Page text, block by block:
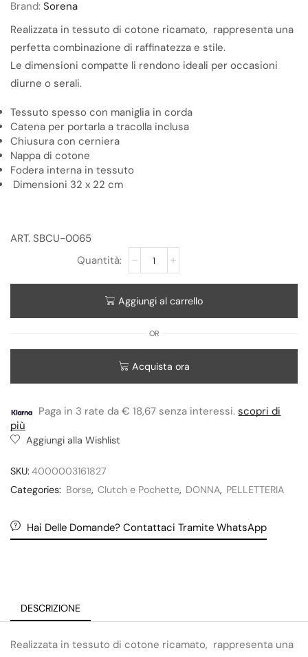
Brand: Sorena
Realizzata in tessuto di cotone ricamato, rappresenta una
perfetta combinazione di raffinatezza e stile.
Le dimensioni compatte li rendono ideali per occasioni
diurne o serali.
Tessuto spesso con maniglia in corda
Catena per portarla a tracolla inclusa
Chiusura con cerniera
Nappa di cotone
Fodera interna in tessuto
Dimensioni 32 x 22 cm
ART. SBCU-0065
Aggiungi al carrello
OR
Acquista ora
Paga in 3 rate da € 18,67 senza interessi.scopri di
più
Aggiungi alla Wishlist
SKU:4000003161827
Categories: Borse, Clutch e Pochette, DONNA, PELLETTERIA
Hai Delle Domande? Contattaci Tramite WhatsApp
DESCRIZIONE
Realizzata in tessuto di cotone ricamato, rappresenta una